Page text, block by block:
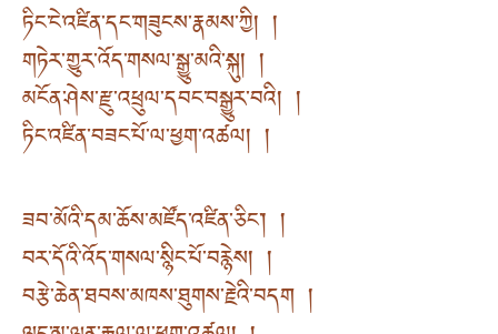
ཏིང་ངེ་འཛིན་དང་གཟུངས་རྣམས་ཀྱི། །
གཏེར་གྱུར་འོད་གསལ་སྒྱུ་མའི་སྐུ། །
མངོན་ཤེས་རྫུ་འཕྲུལ་དབང་བསྒྱུར་བའི། །
ཏིང་འཛིན་བཟང་པོ་ལ་ཕྱག་འཚལ། །
ཟབ་མོའི་དམ་ཆོས་མཛོད་འཛིན་ཅིང༌། །
བར་དོའི་འོད་གསལ་སྙིང་པོ་བརྙེས། །
བརྩེ་ཆེན་ཐབས་མཁས་ཐུགས་རྗེའི་བདག །